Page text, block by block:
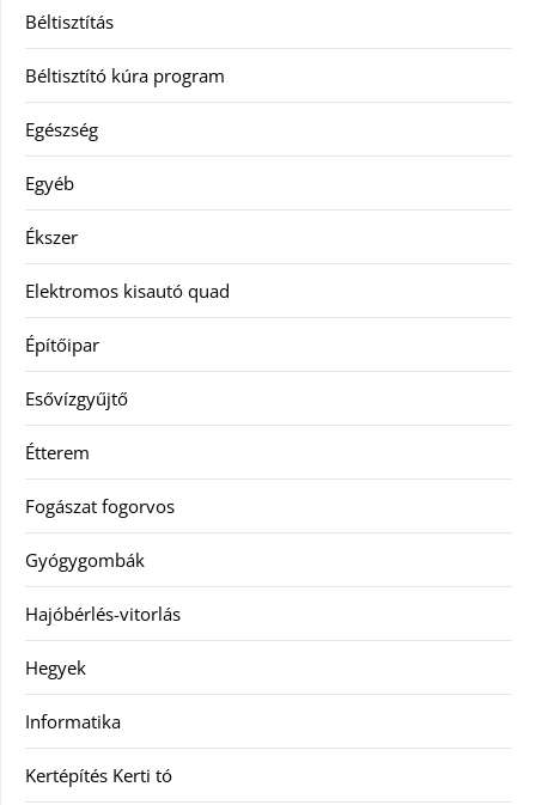
Béltisztítás
Béltisztító kúra program
Egészség
Egyéb
Ékszer
Elektromos kisautó quad
Építőipar
Esővízgyűjtő
Étterem
Fogászat fogorvos
Gyógygombák
Hajóbérlés-vitorlás
Hegyek
Informatika
Kertépítés Kerti tó